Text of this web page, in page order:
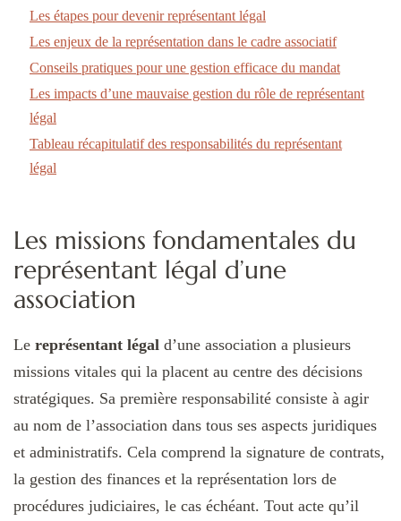
Les étapes pour devenir représentant légal
Les enjeux de la représentation dans le cadre associatif
Conseils pratiques pour une gestion efficace du mandat
Les impacts d’une mauvaise gestion du rôle de représentant
légal
Tableau récapitulatif des responsabilités du représentant
légal
Les missions fondamentales du
représentant légal d’une
association
Le représentant légal d’une association a plusieurs
missions vitales qui la placent au centre des décisions
stratégiques. Sa première responsabilité consiste à agir
au nom de l’association dans tous ses aspects juridiques
et administratifs. Cela comprend la signature de contrats,
la gestion des finances et la représentation lors de
procédures judiciaires, le cas échéant. Tout acte qu’il